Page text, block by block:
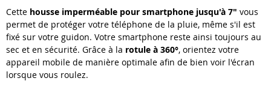
Cette housse imperméable pour smartphone jusqu'à 7" vous
permet de protéger votre téléphone de la pluie, même s'il est
fixé sur votre guidon. Votre smartphone reste ainsi toujours au
sec et en sécurité. Grâce à la rotule à 360°, orientez votre
appareil mobile de manière optimale afin de bien voir l'écran
lorsque vous roulez.